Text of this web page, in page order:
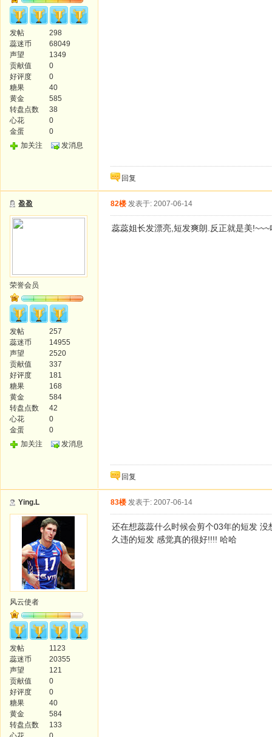
发帖
298
蕊迷币
68049
声望
1349
贡献值
0
好评度
0
糖果
40
黄金
585
转盘点数
38
心花
0
金蛋
0
加关注
发消息
回复
盈盈
荣誉会员
发帖
257
蕊迷币
14955
声望
2520
贡献值
337
好评度
181
糖果
168
黄金
584
转盘点数
42
心花
0
金蛋
0
加关注
发消息
82楼 发表于: 2007-06-14
蕊蕊姐长发漂亮,短发爽朗.反正就是美!~~~
回复
Ying.L
风云使者
发帖
1123
蕊迷币
20355
声望
121
贡献值
0
好评度
0
糖果
40
黄金
584
转盘点数
133
83楼 发表于: 2007-06-14
还在想蕊蕊什么时候会剪个03年的短发
久违的短发 感觉真的很好!!!! 哈哈